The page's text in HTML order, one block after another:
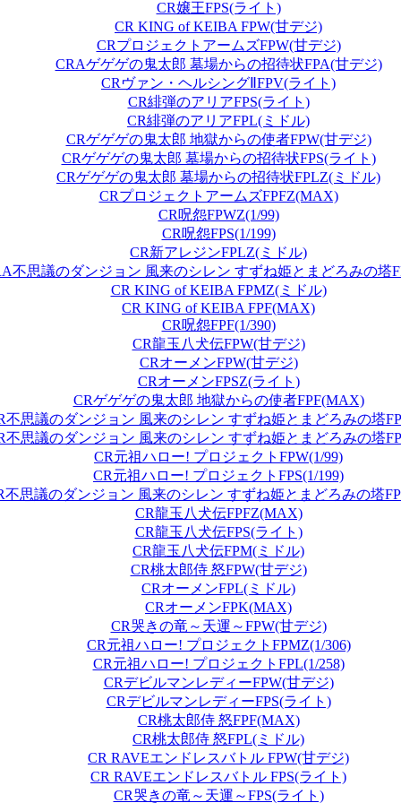
CR嬢王FPS(ライト)
CR KING of KEIBA FPW(甘デジ)
CRプロジェクトアームズFPW(甘デジ)
CRAゲゲゲの鬼太郎 墓場からの招待状FPA(甘デジ)
CRヴァン・ヘルシングⅡFPV(ライト)
CR緋弾のアリアFPS(ライト)
CR緋弾のアリアFPL(ミドル)
CRゲゲゲの鬼太郎 地獄からの使者FPW(甘デジ)
CRゲゲゲの鬼太郎 墓場からの招待状FPS(ライト)
CRゲゲゲの鬼太郎 墓場からの招待状FPLZ(ミドル)
CRプロジェクトアームズFPFZ(MAX)
CR呪怨FPWZ(1/99)
CR呪怨FPS(1/199)
CR新アレジンFPLZ(ミドル)
不思議のダンジョン 風来のシレン すずね姫とまどろみの塔
CR KING of KEIBA FPMZ(ミドル)
CR KING of KEIBA FPF(MAX)
CR呪怨FPF(1/390)
CR龍玉八犬伝FPW(甘デジ)
CRオーメンFPW(甘デジ)
CRオーメンFPSZ(ライト)
CRゲゲゲの鬼太郎 地獄からの使者FPF(MAX)
不思議のダンジョン 風来のシレン すずね姫とまどろみの塔
不思議のダンジョン 風来のシレン すずね姫とまどろみの塔
CR元祖ハロー! プロジェクトFPW(1/99)
CR元祖ハロー! プロジェクトFPS(1/199)
不思議のダンジョン 風来のシレン すずね姫とまどろみの塔
CR龍玉八犬伝FPFZ(MAX)
CR龍玉八犬伝FPS(ライト)
CR龍玉八犬伝FPM(ミドル)
CR桃太郎侍 怒FPW(甘デジ)
CRオーメンFPL(ミドル)
CRオーメンFPK(MAX)
CR哭きの竜～天運～FPW(甘デジ)
CR元祖ハロー! プロジェクトFPMZ(1/306)
CR元祖ハロー! プロジェクトFPL(1/258)
CRデビルマンレディーFPW(甘デジ)
CRデビルマンレディーFPS(ライト)
CR桃太郎侍 怒FPF(MAX)
CR桃太郎侍 怒FPL(ミドル)
CR RAVEエンドレスバトル FPW(甘デジ)
CR RAVEエンドレスバトル FPS(ライト)
CR哭きの竜～天運～FPS(ライト)